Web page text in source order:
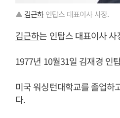
▲ 김근하인탑스 대표이사 사장.
김근하는 인탑스 대표이사 사
1977년 10월31일 김재경 인
미국 워싱턴대학교를 졸업하
다.